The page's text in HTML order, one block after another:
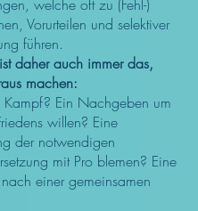
welche oft zu (Fehl-)
Vorurteilen und selektiver
führen.
daher auch immer das,
machen:
Kampf? Ein Nachgeben um
willen? Eine
der notwendigen
mit Pro blemen? Eine
einer gemeinsamen